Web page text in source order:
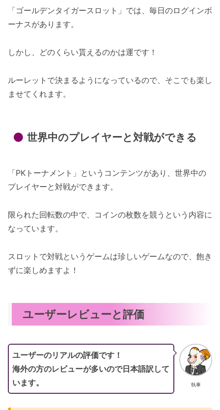
「ゴールデンタイガースロット」では、毎日のログインボ
ーナスがあります。
しかし、どのくらい貰えるのかは運です！
ルーレットで決まるようになっているので、そこでも楽し
ませてくれます。
世界中のプレイヤーと対戦ができる
「PKトーナメント」というコンテンツがあり、世界中の
プレイヤーと対戦ができます。
限られた回転数の中で、コインの枚数を競うという内容に
なっています。
スロットで対戦というゲームは珍しいゲームなので、飽き
ずに楽しめますよ！
ユーザーレビューと評価
執事
ユーザーのリアルの評価です！
海外の方のレビューが多いので日本語訳して
います。